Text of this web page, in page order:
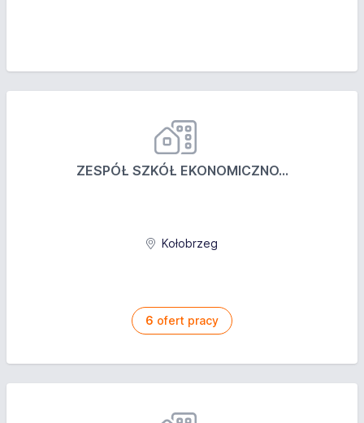
ZESPÓŁ SZKÓŁ EKONOMICZNO...
Kołobrzeg
6 ofert pracy